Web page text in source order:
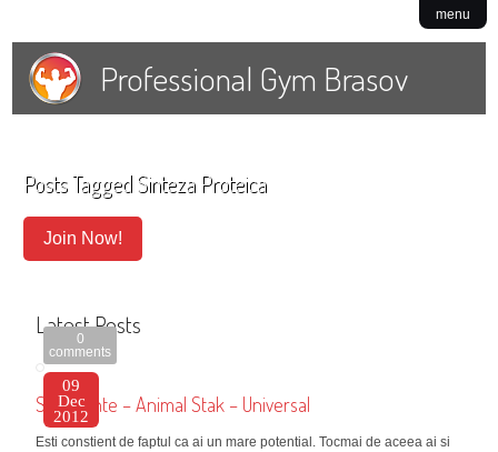
menu
Professional Gym Brasov
Posts Tagged Sinteza Proteica
Join Now!
Latest Posts
09
Dec
2012
0
comments
Stimulente – Animal Stak – Universal
Esti constient de faptul ca ai un mare potential. Tocmai de aceea ai si